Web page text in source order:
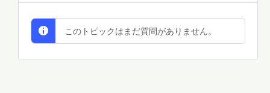
このトピックはまだ質問がありません。